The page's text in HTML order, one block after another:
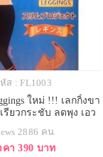
ส : FL1003
ใหม่ !!! เลกกิ้งขา
รียวกระชับ ลดพุง เอว
าวๆ เคยประทับใจ ถุง
กล่องแดงรุ่นเก่า แต่ติด
2886 คน
คา 390 บาท